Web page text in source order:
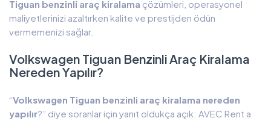
Tiguan benzinli araç kiralama çözümleri, operasyonel
maliyetlerinizi azaltırken kalite ve prestijden ödün
vermemenizi sağlar.
Volkswagen Tiguan Benzinli Araç Kiralama
Nereden Yapılır?
“Volkswagen Tiguan benzinli araç kiralama nereden
yapılır?” diye soranlar için yanıt oldukça açık: AVEC Rent a